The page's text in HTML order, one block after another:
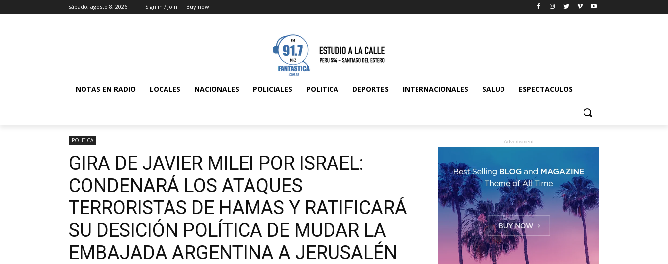
sábado, agosto 8, 2026 Sign in / Join Buy now!
NOTAS EN RADIO LOCALES NACIONALES POLICIALES POLITICA DEPORTES INTERNACIONALES SALUD ESPECTACULOS
POLITICA
GIRA DE JAVIER MILEI POR ISRAEL:
CONDENARÁ LOS ATAQUES
TERRORISTAS DE HAMAS Y RATIFICARÁ
SU DESICIÓN POLÍTICA DE MUDAR LA
EMBAJADA ARGENTINA A JERUSALÉN
- Advertisment -